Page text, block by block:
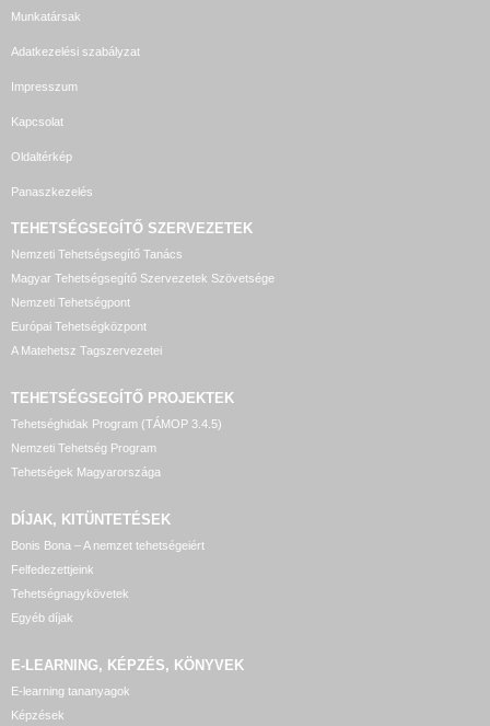
Munkatársak
Adatkezelési szabályzat
Impresszum
Kapcsolat
Oldaltérkép
Panaszkezelés
TEHETSÉGSEGÍTŐ SZERVEZETEK
Nemzeti Tehetségsegítő Tanács
Magyar Tehetségsegítő Szervezetek Szövetsége
Nemzeti Tehetségpont
Európai Tehetségközpont
A Matehetsz Tagszervezetei
TEHETSÉGSEGÍTŐ PROJEKTEK
Tehetséghidak Program (TÁMOP 3.4.5)
Nemzeti Tehetség Program
Tehetségek Magyarországa
DÍJAK, KITÜNTETÉSEK
Bonis Bona – A nemzet tehetségeiért
Felfedezettjeink
Tehetségnagykövetek
Egyéb díjak
E-LEARNING, KÉPZÉS, KÖNYVEK
E-learning tananyagok
Képzések